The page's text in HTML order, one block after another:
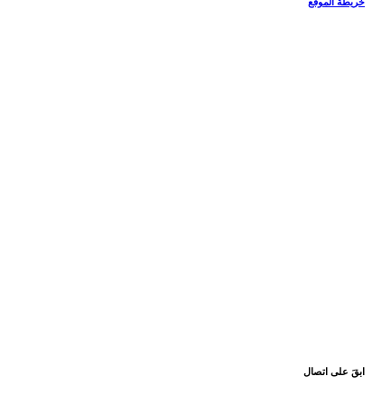
ابقَ على اتصال